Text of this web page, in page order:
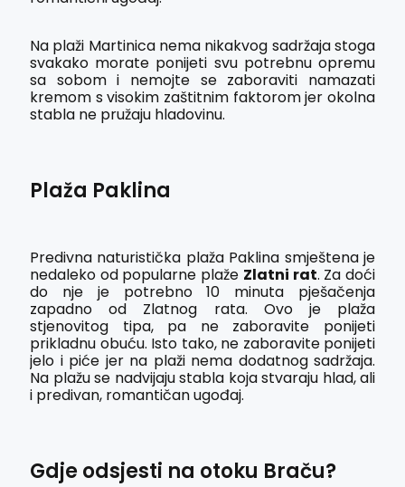
Na plaži Martinica nema nikakvog sadržaja stoga
svakako morate ponijeti svu potrebnu opremu
sa sobom i nemojte se zaboraviti namazati
kremom s visokim zaštitnim faktorom jer okolna
stabla ne pružaju hladovinu.
Plaža Paklina
Predivna naturistička plaža Paklina smještena je
nedaleko od popularne plaže Zlatni rat. Za doći
do nje je potrebno 10 minuta pješačenja
zapadno od Zlatnog rata. Ovo je plaža
stjenovitog tipa, pa ne zaboravite ponijeti
prikladnu obuću. Isto tako, ne zaboravite ponijeti
jelo i piće jer na plaži nema dodatnog sadržaja.
Na plažu se nadvijaju stabla koja stvaraju hlad, ali
i predivan, romantičan ugođaj.
Gdje odsjesti na otoku Braču?